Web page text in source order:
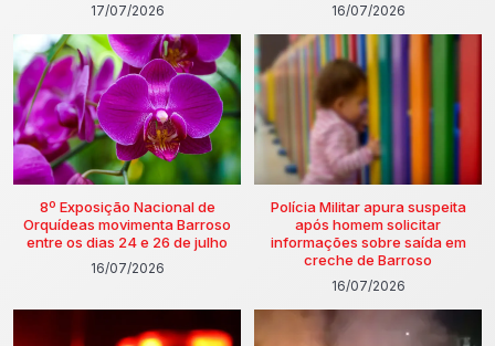
17/07/2026 16/07/2026
8º Exposição Nacional de
Orquídeas movimenta Barroso
entre os dias 24 e 26 de julho
16/07/2026
Polícia Militar apura suspeita
após homem solicitar
informações sobre saída em
creche de Barroso
16/07/2026